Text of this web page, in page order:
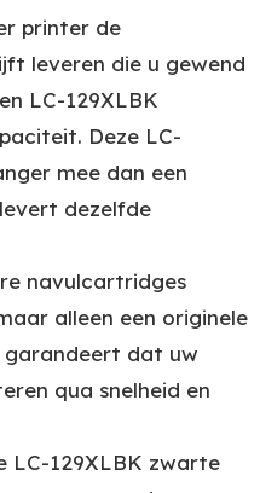
printer de
leveren die u gewend
LC-129XLBK
Deze LC-
mee dan een
dezelfde
navulcartridges
alleen een originele
garandeert dat uw
qua snelheid en
LC-129XLBK zwarte